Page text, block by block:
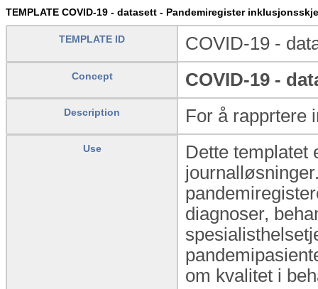
TEMPLATE COVID-19 - datasett - Pandemiregister
TEMPLATE ID COVID-19 -
Concept COVID-19 -
Description For å rapprtere
Use
Dette templatet
diagnoser,
om kvalitet i